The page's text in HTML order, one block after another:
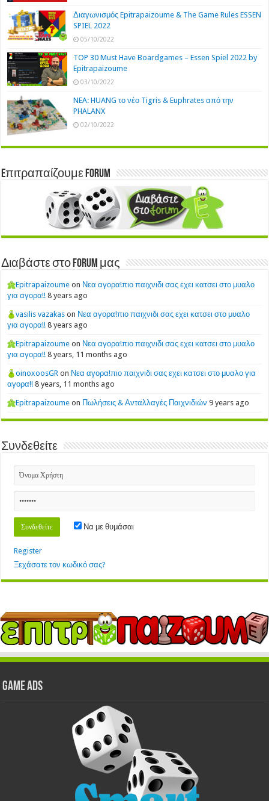
Διαγωνισμός Epitrapaizoume & The Game Rules ESSEN
SPIEL 2022
05/10/2022
TOP 30 Must Have Boardgames – Essen Spiel 2022 by
Epitrapaizoume
03/10/2022
NEA: HUANG το νέο Tigris & Euphrates από την
PHALANX
02/10/2022
Eπιτραπαίζουμε Forum
Διαβάστε στο Forum μας
Epitrapaizoume on Νεα αγορα!πιο παιχνιδι σας εχει κατσει στο μυαλο
για αγορα!! 8 years ago
vasilis vazakas on Νεα αγορα!πιο παιχνιδι σας εχει κατσει στο μυαλο
για αγορα!! 8 years ago
Epitrapaizoume on Νεα αγορα!πιο παιχνιδι σας εχει κατσει στο μυαλο
για αγορα!! 8 years, 11 months ago
oinoxoosGR on Νεα αγορα!πιο παιχνιδι σας εχει κατσει στο μυαλο για
αγορα!! 8 years, 11 months ago
Epitrapaizoume on Πωλήσεις & Ανταλλαγές Παιχνιδιών 9 years ago
Συνδεθείτε
Να με θυμάσαι
Register
Ξεχάσατε τον κωδικό σας?
GAME ADS